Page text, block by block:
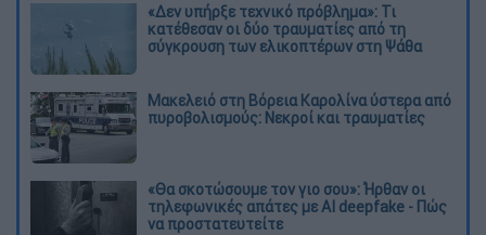
«Δεν υπήρξε τεχνικό πρόβλημα»: Τι
κατέθεσαν οι δύο τραυματίες από τη
σύγκρουση των ελικοπτέρων στη Ψάθα
Μακελειό στη Βόρεια Καρολίνα ύστερα από
πυροβολισμούς: Νεκροί και τραυματίες
«Θα σκοτώσουμε τον γιο σου»: Ήρθαν οι
τηλεφωνικές απάτες με AI deepfake - Πώς
να προστατευτείτε